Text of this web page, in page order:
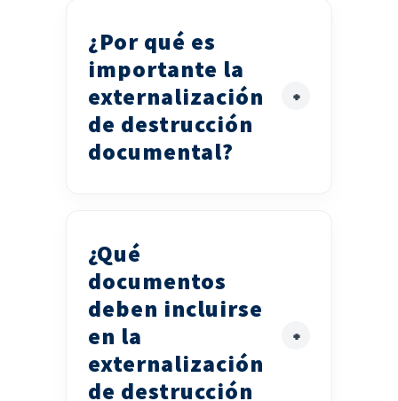
¿Por qué es
importante la
externalización
de destrucción
documental?
¿Qué
documentos
deben incluirse
en la
externalización
de destrucción